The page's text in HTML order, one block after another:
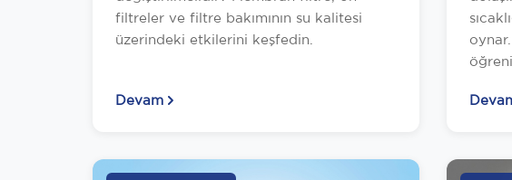
filtreler ve filtre bakımının su kalitesi
üzerindeki etkilerini keşfedin.
Devam